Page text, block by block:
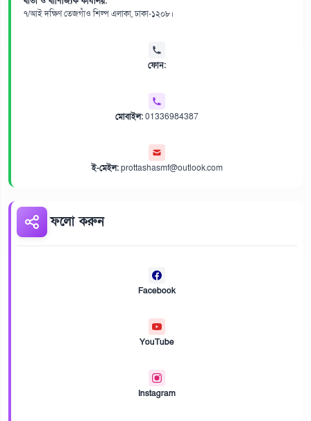
৭/আই দক্ষিণ তেজগাঁও শিল্প এলাকা, ঢাকা-১২০৮।
ফোন:
মোবাইল:01336984387
ই-মেইল:prottashasmf@outlook.com
ফলো করুন
Facebook
YouTube
Instagram